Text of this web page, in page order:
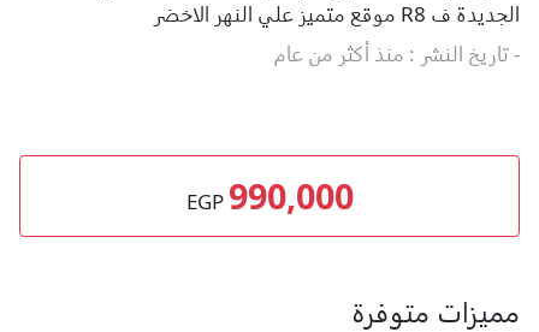
الجديدة ف R8 موقع متميز علي النهر الاخضر
- تاريخ النشر : منذ أكثر من عام
990,000
EGP
مميزات متوفرة